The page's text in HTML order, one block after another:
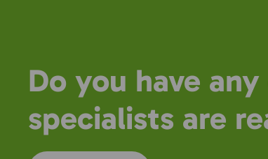
Do you have
specialists are